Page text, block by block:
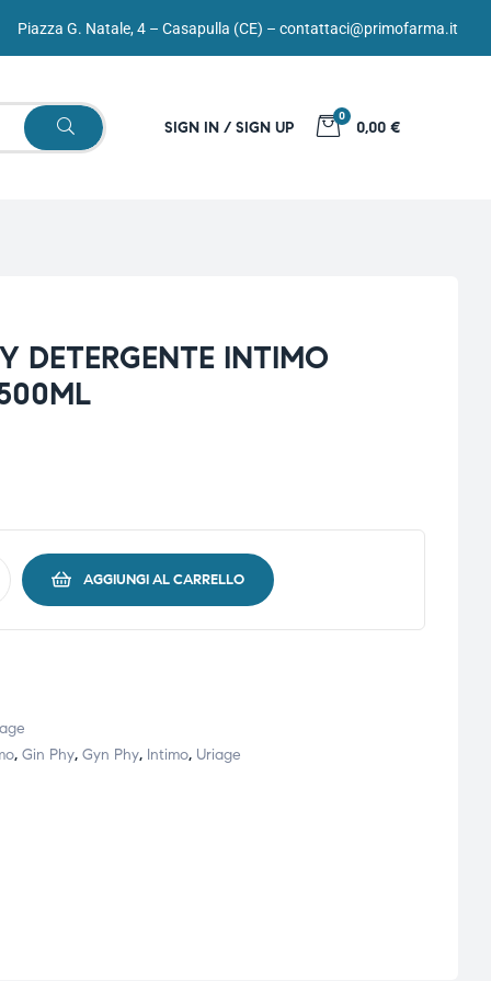
Piazza G. Natale, 4 – Casapulla (CE) – contattaci@primofarma.it
SIGN IN / SIGN UP
0
0,00 €
DETERGENTE INTIMO
AGGIUNGI AL CARRELLO
, Gin Phy, Gyn Phy, Intimo, Uriage